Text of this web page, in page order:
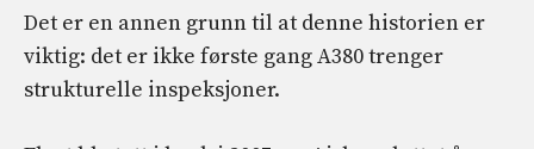
Det er en annen grunn til at denne historien er
viktig: det er ikke første gang A380 trenger
strukturelle inspeksjoner.